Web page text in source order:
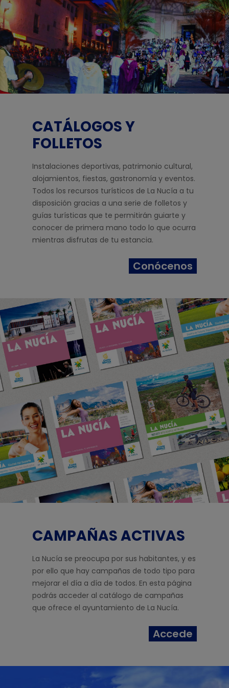
CATÁLOGOS Y
FOLLETOS
Instalaciones deportivas, patrimonio cultural,
alojamientos, fiestas, gastronomía y eventos.
Todos los recursos turísticos de La Nucía a tu
disposición gracias a una serie de folletos y
guías turísticas que te permitirán guiarte y
conocer de primera mano todo lo que ocurra
mientras disfrutas de tu estancia.
Conócenos
CAMPAÑAS ACTIVAS
La Nucía se preocupa por sus habitantes, y es
por ello que hay campañas de todo tipo para
mejorar el día a día de todos. En esta página
podrás acceder al catálogo de campañas
que ofrece el ayuntamiento de La Nucía.
Accede